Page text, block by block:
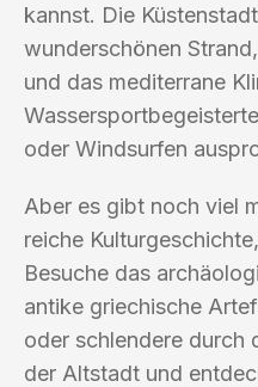
kannst. Die
wunderschönen
und das mediterrane
oder Windsurfen
Aber es gibt noch viel
reiche
Besuche das
antike griechische
oder schlendere durch
der Altstadt und